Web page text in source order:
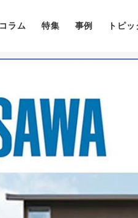
コラム 特集 事例 トピッ